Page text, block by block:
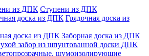
Ступени из ДПК
Грядочная доска из
Заборная доска из ДПК
забор из шпунтованной доски ДПК
шумоизолирующие